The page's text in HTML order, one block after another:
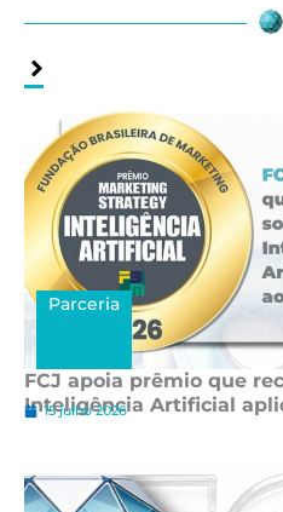
Parceria
FCJ apoia prêmio que
Inteligência Artificial
15 julho 2026